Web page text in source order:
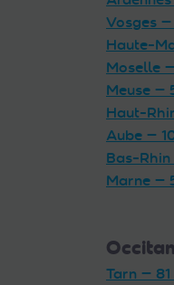
Vosges
Haute-
Moselle
Meuse —
Haut-
Aube —
Bas-
Marne —
Tarn — 81